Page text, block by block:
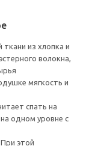
из хлопка и
волокна,
мягкость и
спать на
одном уровне с
этой